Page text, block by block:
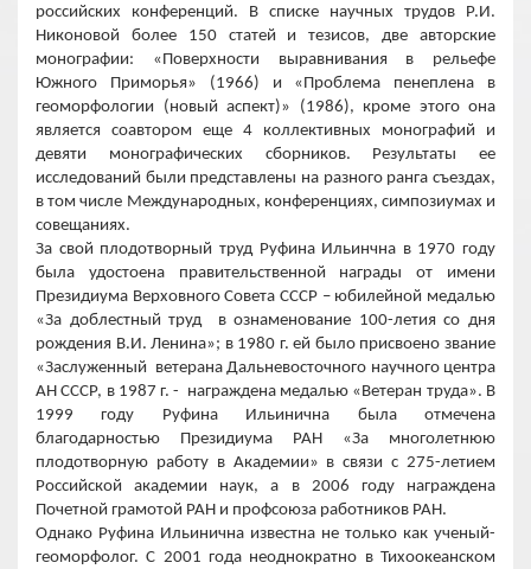
российских конференций. В списке научных трудов Р.И.
Никоновой более 150 статей и тезисов, две авторские
монографии: «Поверхности выравнивания в рельефе
Южного Приморья» (1966) и «Проблема пенеплена в
геоморфологии (новый аспект)» (1986), кроме этого она
является соавтором еще 4 коллективных монографий и
девяти монографических сборников. Результаты ее
исследований были представлены на разного ранга съездах,
в том числе Международных, конференциях, симпозиумах и
совещаниях.
За свой плодотворный труд Руфина Ильинчна в 1970 году
была удостоена правительственной награды от имени
Президиума Верховного Совета СССР – юбилейной медалью
«За доблестный труд в ознаменование 100-летия со дня
рождения В.И. Ленина»; в 1980 г. ей было присвоено звание
«Заслуженный ветерана Дальневосточного научного центра
АН СССР, в 1987 г. - награждена медалью «Ветеран труда». В
1999 году Руфина Ильинична была отмечена
благодарностью Президиума РАН «За многолетнюю
плодотворную работу в Академии» в связи с 275-летием
Российской академии наук, а в 2006 году награждена
Почетной грамотой РАН и профсоюза работников РАН.
Однако Руфина Ильинична известна не только как ученый-
геоморфолог. С 2001 года неоднократно в Тихоокеанском